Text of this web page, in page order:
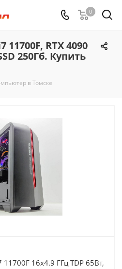
0
RTX 4090
250Гб. Купить
в Томске
16x4.9 ГГц TDP 65Вт,